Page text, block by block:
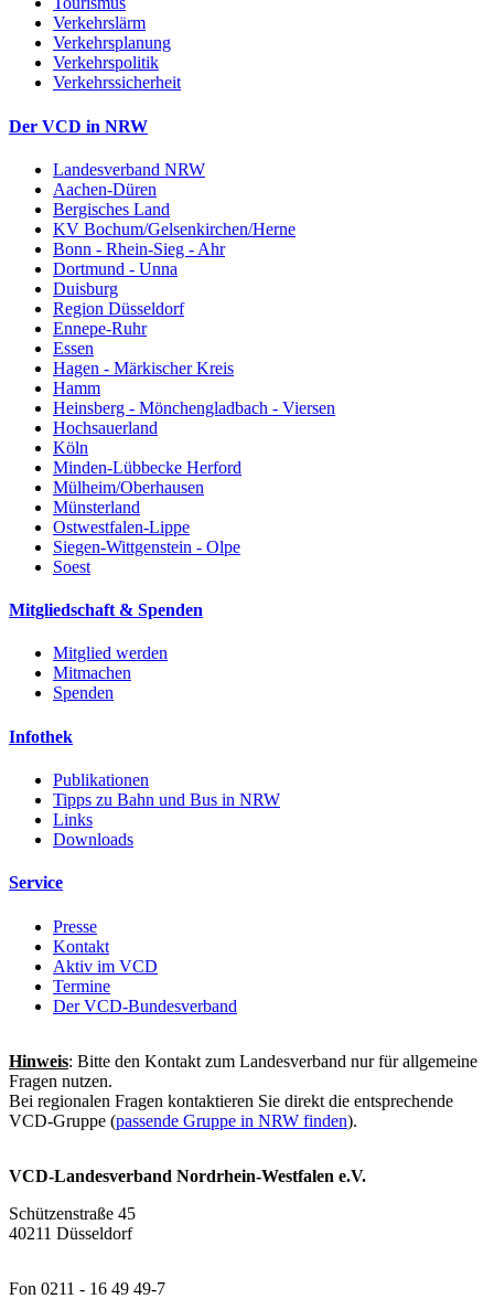
Verkehrslärm
Verkehrsplanung
Verkehrspolitik
Verkehrssicherheit
Der VCD in NRW
Landesverband NRW
Aachen-Düren
Bergisches Land
KV Bochum/Gelsenkirchen/Herne
Bonn - Rhein-Sieg - Ahr
Dortmund - Unna
Duisburg
Region Düsseldorf
Ennepe-Ruhr
Essen
Hagen - Märkischer Kreis
Hamm
Heinsberg - Mönchengladbach - Viersen
Hochsauerland
Köln
Minden-Lübbecke Herford
Mülheim/Oberhausen
Münsterland
Ostwestfalen-Lippe
Siegen-Wittgenstein - Olpe
Soest
Mitgliedschaft & Spenden
Mitglied werden
Mitmachen
Spenden
Infothek
Publikationen
Tipps zu Bahn und Bus in NRW
Links
Downloads
Service
Presse
Kontakt
Aktiv im VCD
Termine
Der VCD-Bundesverband
Hinweis: Bitte den Kontakt zum Landesverband nur für allgemeine
Fragen nutzen.
Bei regionalen Fragen kontaktieren Sie direkt die entsprechende
VCD-Gruppe (passende Gruppe in NRW finden).
VCD-Landesverband Nordrhein-Westfalen e.V.
Schützenstraße 45
40211 Düsseldorf
Fon 0211 - 16 49 49-7